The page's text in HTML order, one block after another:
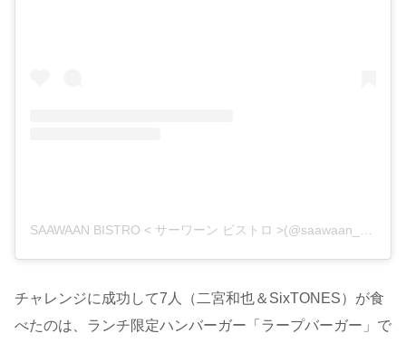
チャレンジに成功して7人（二宮和也＆SixTONES）が食
べたのは、ランチ限定ハンバーガー「ラープバーガー」で